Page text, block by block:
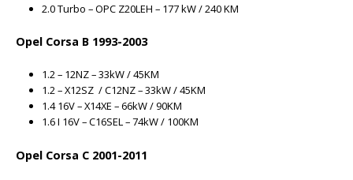
2.0 Turbo – OPC Z20LEH – 177 kW / 240 KM
Opel Corsa B 1993-2003
1.2 – 12NZ – 33kW / 45KM
1.2 – X12SZ / C12NZ – 33kW / 45KM
1.4 16V – X14XE – 66kW / 90KM
1.6 I 16V – C16SEL – 74kW / 100KM
Opel Corsa C 2001-2011